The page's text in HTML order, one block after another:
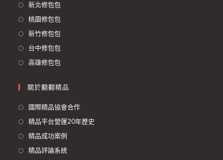
新北修包包
桃園修包包
新竹修包包
台中修包包
高雄修包包
關於翻翻精品
國際精品協會合作
精品平台營運20年歷史
精品成功案例
精品評論系統